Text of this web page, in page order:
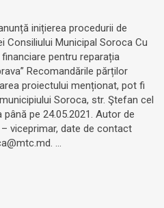
inițierea procedurii de
Consiliului Municipal Soroca Cu
pentru reparația
Recomandările părților
proiectului menționat, pot fi
Soroca, str. Ştefan cel
pe 24.05.2021. Autor de
viceprimar, date de contact
...